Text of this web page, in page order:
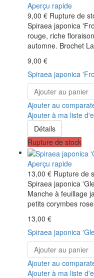
Aperçu rapide
9,00 € Rupture de
Spiraea japonica
rouge, riche
automne. Brochet
9,00 €
Spiraea japonica
Ajouter au panier
Ajouter au
Ajouter à ma liste
Détails
Rupture de stock
Aperçu rapide
13,00 € Rupture de
Spiraea japonica
Manche à feuillage
petits corymbes
13,00 €
Spiraea japonica
Ajouter au panier
Ajouter au
Ajouter à ma liste